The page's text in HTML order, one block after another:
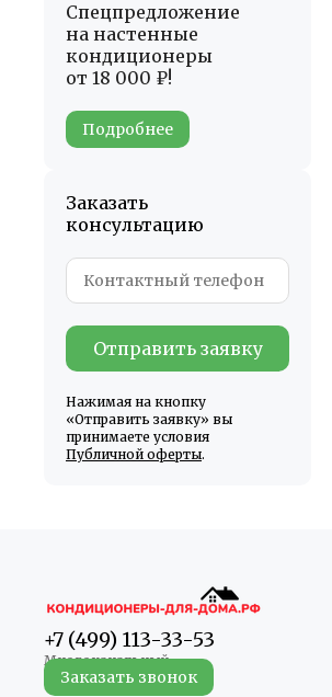
Спецпредложение
на настенные
кондиционеры
от 18 000 ₽!
Подробнее
Заказать
консультацию
Отправить заявку
Нажимая на кнопку
«Отправить заявку» вы
принимаете условия
Публичной оферты.
+7 (499) 113-33-53
Заказать звонок